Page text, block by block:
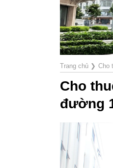
Trang chủ ❯ Cho
Cho
đường